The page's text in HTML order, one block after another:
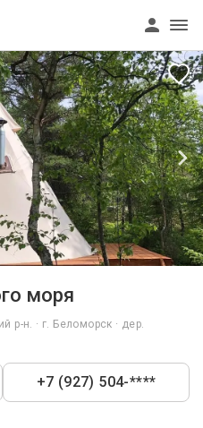
моря
р-н. · г. Беломорск · дер.
+7 (927) 504-****